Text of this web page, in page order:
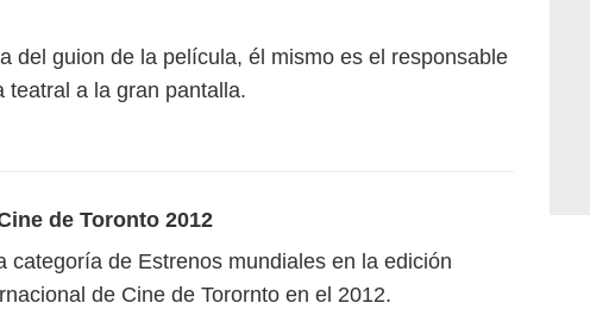
del guion de la película, él mismo es el responsable
teatral a la gran pantalla.
de Toronto 2012
categoría de Estrenos mundiales en la edición
de Cine de Torornto en el 2012.